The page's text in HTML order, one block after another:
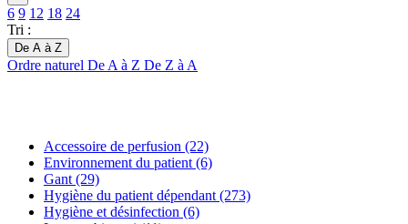
6 9 12 18 24
Tri :
De A à Z
Ordre naturel De A à Z De Z à A
Accessoire de perfusion (22)
Environnement du patient (6)
Gant (29)
Hygiène du patient dépendant (273)
Hygiène et désinfection (6)